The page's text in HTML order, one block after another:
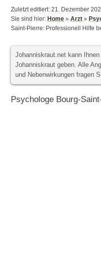
Zuletzt editiert: 21. Dezember
Sie sind hier:Home »Arzt »
Saint-Pierre: Professionell Hilfe
Johanniskraut.net kann
Johanniskraut geben. Alle
und Nebenwirkungen fragen
Psychologe Bourg-